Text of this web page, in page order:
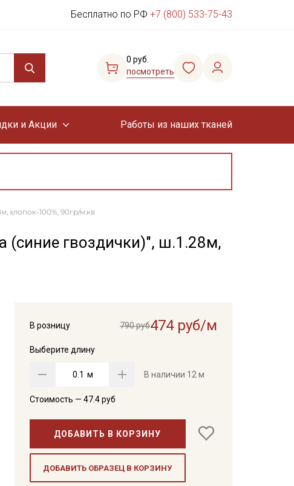
Бесплатно по РФ +7 (800) 533-75-43
0 руб.
посмотреть
и Акции Работы из наших тканей
хлопок-100%, 90гр/м.кв
гвоздички)", ш.1.28м,
В розницу 790 руб474 руб/м
Выберите длину
м В наличии 12 м
Стоимость — 47.4руб
ДОБАВИТЬ В КОРЗИНУ
ДОБАВИТЬ ОБРАЗЕЦ В КОРЗИНУ